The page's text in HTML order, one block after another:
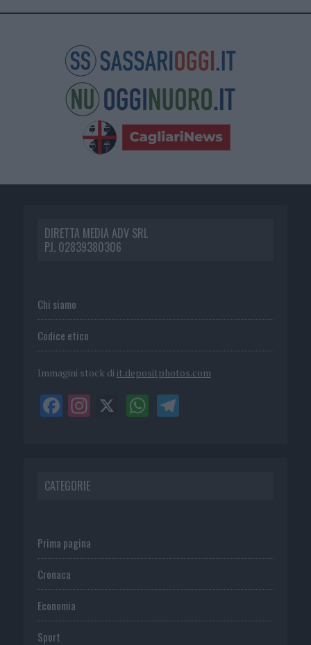
DIRETTA MEDIA ADV SRL
P.I. 02839380306
Chi siamo
Codice etico
Immagini stock di it.depositphotos.com
CATEGORIE
Prima pagina
Cronaca
Economia
Sport